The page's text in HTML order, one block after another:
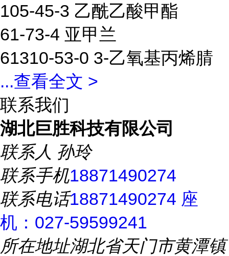
105-45-3 乙酰乙酸甲酯
61-73-4 亚甲兰
61310-53-0 3-乙氧基丙烯腈
...查看全文 >
联系我们
湖北巨胜科技有限公司
联系人 孙玲
联系手机18871490274
联系电话18871490274 座
机：027-59599241
所在地址湖北省天门市黄潭镇